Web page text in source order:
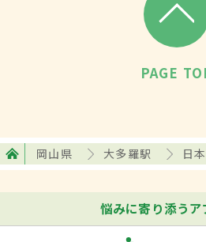
PAGE
岡山県 大多羅駅 日
悩みに寄り添うア